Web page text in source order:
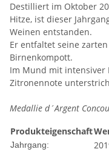
Destilliert im Oktober
Hitze, ist dieser
Weinen entstanden.
Er entfaltet seine
Birnenkompott.
Im Mund mit intensiver
Zitronennote
Medallie d´Argent
Produkteigenschaft
Jahrgang: